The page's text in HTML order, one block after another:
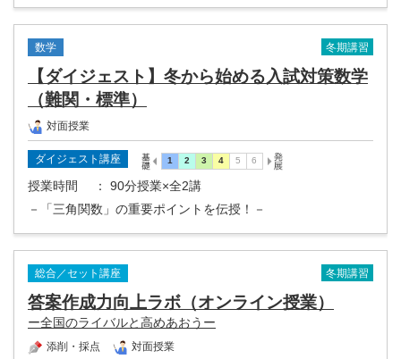
数学 冬期講習
【ダイジェスト】冬から始める入試対策数学
（難関・標準）
対面授業
ダイジェスト講座
授業時間
： 90分授業×全2講
－「三角関数」の重要ポイントを伝授！－
総合／セット講座 冬期講習
答案作成力向上ラボ（オンライン授業）
ー全国のライバルと高めあおうー
添削・採点 対面授業